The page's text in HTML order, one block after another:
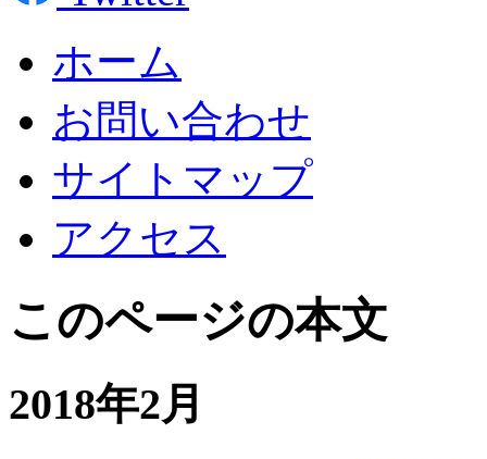
ホーム
お問い合わせ
サイトマップ
アクセス
このページの本文
2018年2月